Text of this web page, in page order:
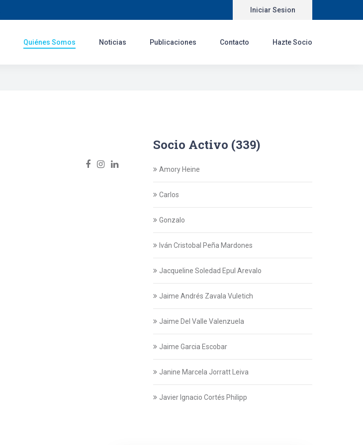
Iniciar Sesion
Quiénes Somos Noticias Publicaciones Contacto Hazte Socio
Socio Activo (339)
Amory Heine
Carlos
Gonzalo
Iván Cristobal Peña Mardones
Jacqueline Soledad Epul Arevalo
Jaime Andrés Zavala Vuletich
Jaime Del Valle Valenzuela
Jaime Garcia Escobar
Janine Marcela Jorratt Leiva
Javier Ignacio Cortés Philipp